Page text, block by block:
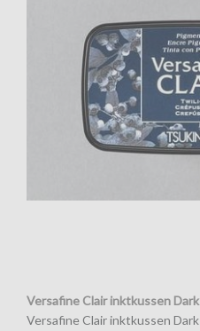
Versafine Clair inktkussen
Versafine Clair inktkussen